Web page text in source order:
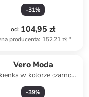
-31%
od: 104,95 zł
producenta: 152,21 zł*
Vero Moda
w kolorze czarno-
beżowym
-39%